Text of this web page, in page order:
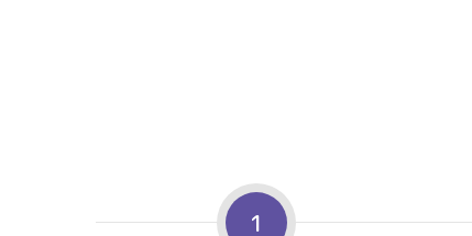
1